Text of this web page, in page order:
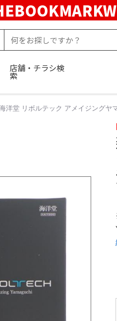
店舗・チラシ検
索
洋堂 リボルテック アメイジング